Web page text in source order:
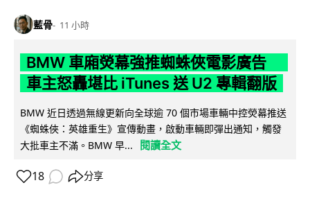
藍骨 11 小時
BMW 車廂熒幕強推蜘蛛俠電影廣告
車主怒轟堪比 iTunes 送 U2 專輯翻版
BMW 近日透過無線更新向全球逾 70 個市場車輛中控熒幕推送
《蜘蛛俠：英雄重生》宣傳動畫，啟動車輛即彈出通知，觸發
大批車主不滿。BMW 早...
閱讀全文
18 分享